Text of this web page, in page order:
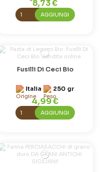
8,73 €
AGGIUNGI
Fusilli Di Ceci Bio
Italia 250 gr
4,99 €
AGGIUNGI